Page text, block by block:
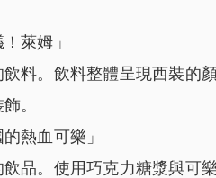
萊姆」
料。飲料整體呈現西裝的
。
熱血可樂」
品。使用巧克力糖漿與可